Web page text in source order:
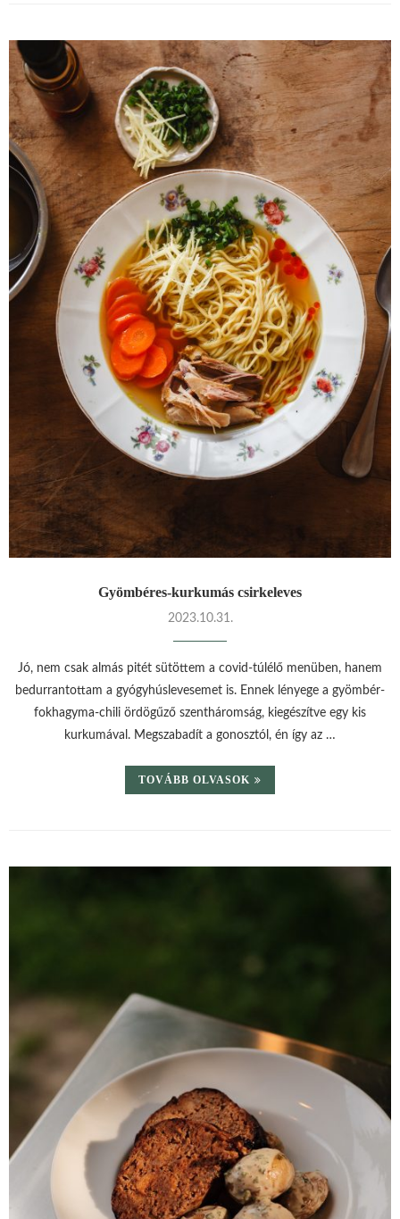
Gyömbéres-kurkumás csirkeleves
2023.10.31.
Jó, nem csak almás pitét sütöttem a covid-túlélő menüben, hanem
bedurrantottam a gyógyhúslevesemet is. Ennek lényege a gyömbér-
fokhagyma-chili ördögűző szentháromság, kiegészítve egy kis
kurkumával. Megszabadít a gonosztól, én így az …
TOVÁBB OLVASOK